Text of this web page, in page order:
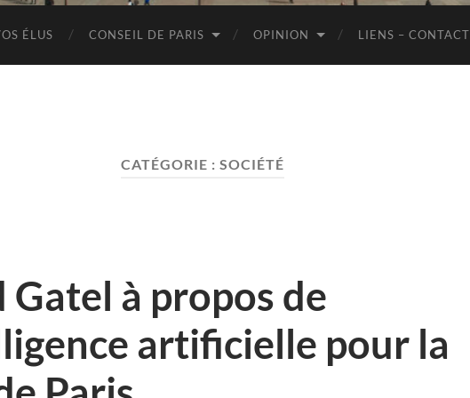
Paris
ÉLUS CONSEIL DE PARIS OPINION LIENS – CONTACT
CATÉGORIE : SOCIÉTÉ
Gatel à propos de
artificielle pour la